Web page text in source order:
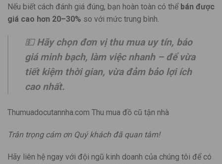
Nếu biết cách đánh giá đúng, bạn hoàn toàn có thể bán được
giá cao hơn 20–30% so với mức trung bình.
💵Hãy chọn đơn vị thu mua uy tín, báo
giá minh bạch, làm việc nhanh – để vừa
tiết kiệm thời gian, vừa đảm bảo lợi ích
cao nhất.
Thumuadocutannha.com Thu mua đồ cũ tận nhà
Trân trọng cám ơn Quý khách đã quan tâm!
Hãy liên hệ ngay với đội ngũ kinh doanh của chúng tôi để có